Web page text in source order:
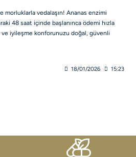
morluklarla vedalaşın! Ananas enzimi
48 saat içinde başlanınca ödemi hızla
ve iyileşme konforunuzu doğal, güvenli
18/01/2026 15:23